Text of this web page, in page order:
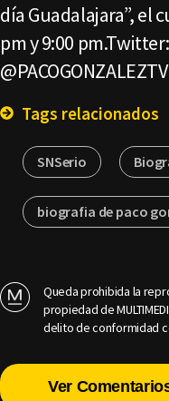
día Guadalajara”, el
pm y 9:00
@PACOGONZALEZTV
Tags relacionados
SNSerio
biografia de paco
Queda prohibida la
propiedad de
delito de conformidad
Ver